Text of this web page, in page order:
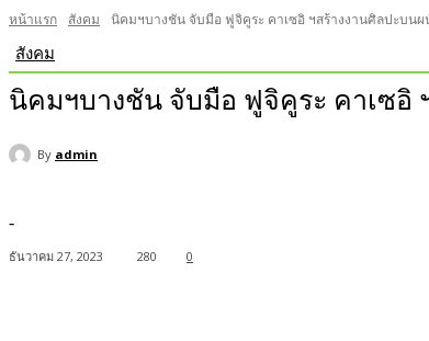
หน้าแรก สังคม นิคมฯบางชัน จับมือ ฟูจิคูระ คาเซอิ ฯสร้างงานศิลปะบนผ
สังคม
นิคมฯบางชัน จับมือ ฟูจิคูระ คาเซอิ
By admin
-
ธันวาคม 27, 2023 280 0